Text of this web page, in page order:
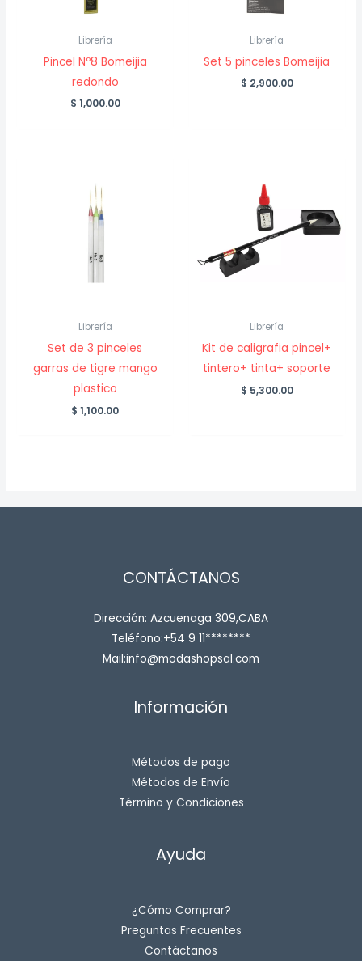
Librería
Pincel Nº8 Bomeijia
redondo
$ 1,000.00
Librería
Set 5 pinceles Bomeijia
$ 2,900.00
Librería
Set de 3 pinceles
garras de tigre mango
plastico
$ 1,100.00
Librería
Kit de caligrafia pincel+
tintero+ tinta+ soporte
$ 5,300.00
CONTÁCTANOS
Dirección: Azcuenaga 309,CABA
Teléfono:+54 9 11********
Mail:info@modashopsal.com
Información
Métodos de pago
Métodos de Envío
Término y Condiciones
Ayuda
¿Cómo Comprar?
Preguntas Frecuentes
Contáctanos